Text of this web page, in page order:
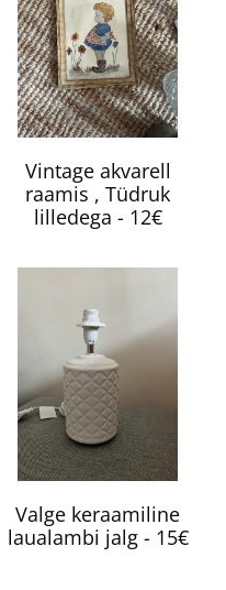
Vintage akvarell
raamis , Tüdruk
lilledega - 12€
Valge keraamiline
laualambi jalg - 15€